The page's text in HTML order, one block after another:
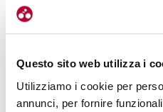
Questo sito web utilizza i
Utilizziamo i cookie per
annunci, per fornire
Un meccanismo intelligente che